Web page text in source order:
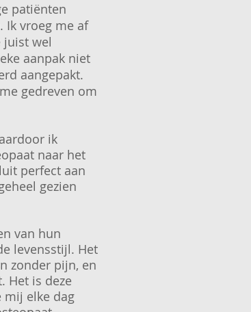
patiënten
Ik vroeg me af
juist wel
aanpak niet
aangepakt.
gedreven om
ik
naar het
perfect aan
gezien
van hun
levensstijl. Het
zonder pijn, en
Het is deze
mij elke dag